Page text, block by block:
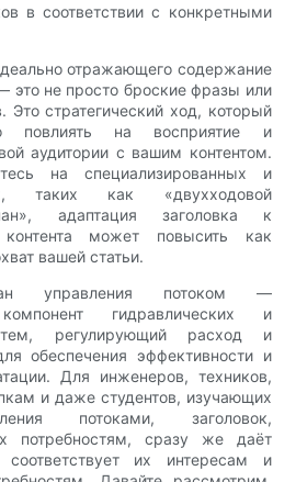
в соответствии с конкретными
отражающего содержание
это не просто броские фразы или
Это стратегический ход, который
повлиять на восприятие и
аудитории с вашим контентом.
на специализированных и
таких как «двухходовой
адаптация заголовка к
может повысить как
вашей статьи.
управления потоком —
гидравлических и
регулирующий расход и
обеспечения эффективности и
Для инженеров, техников,
и даже студентов, изучающих
потоками, заголовок,
потребностям, сразу же даёт
соответствует их интересам и